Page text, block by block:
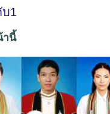
1
านี้